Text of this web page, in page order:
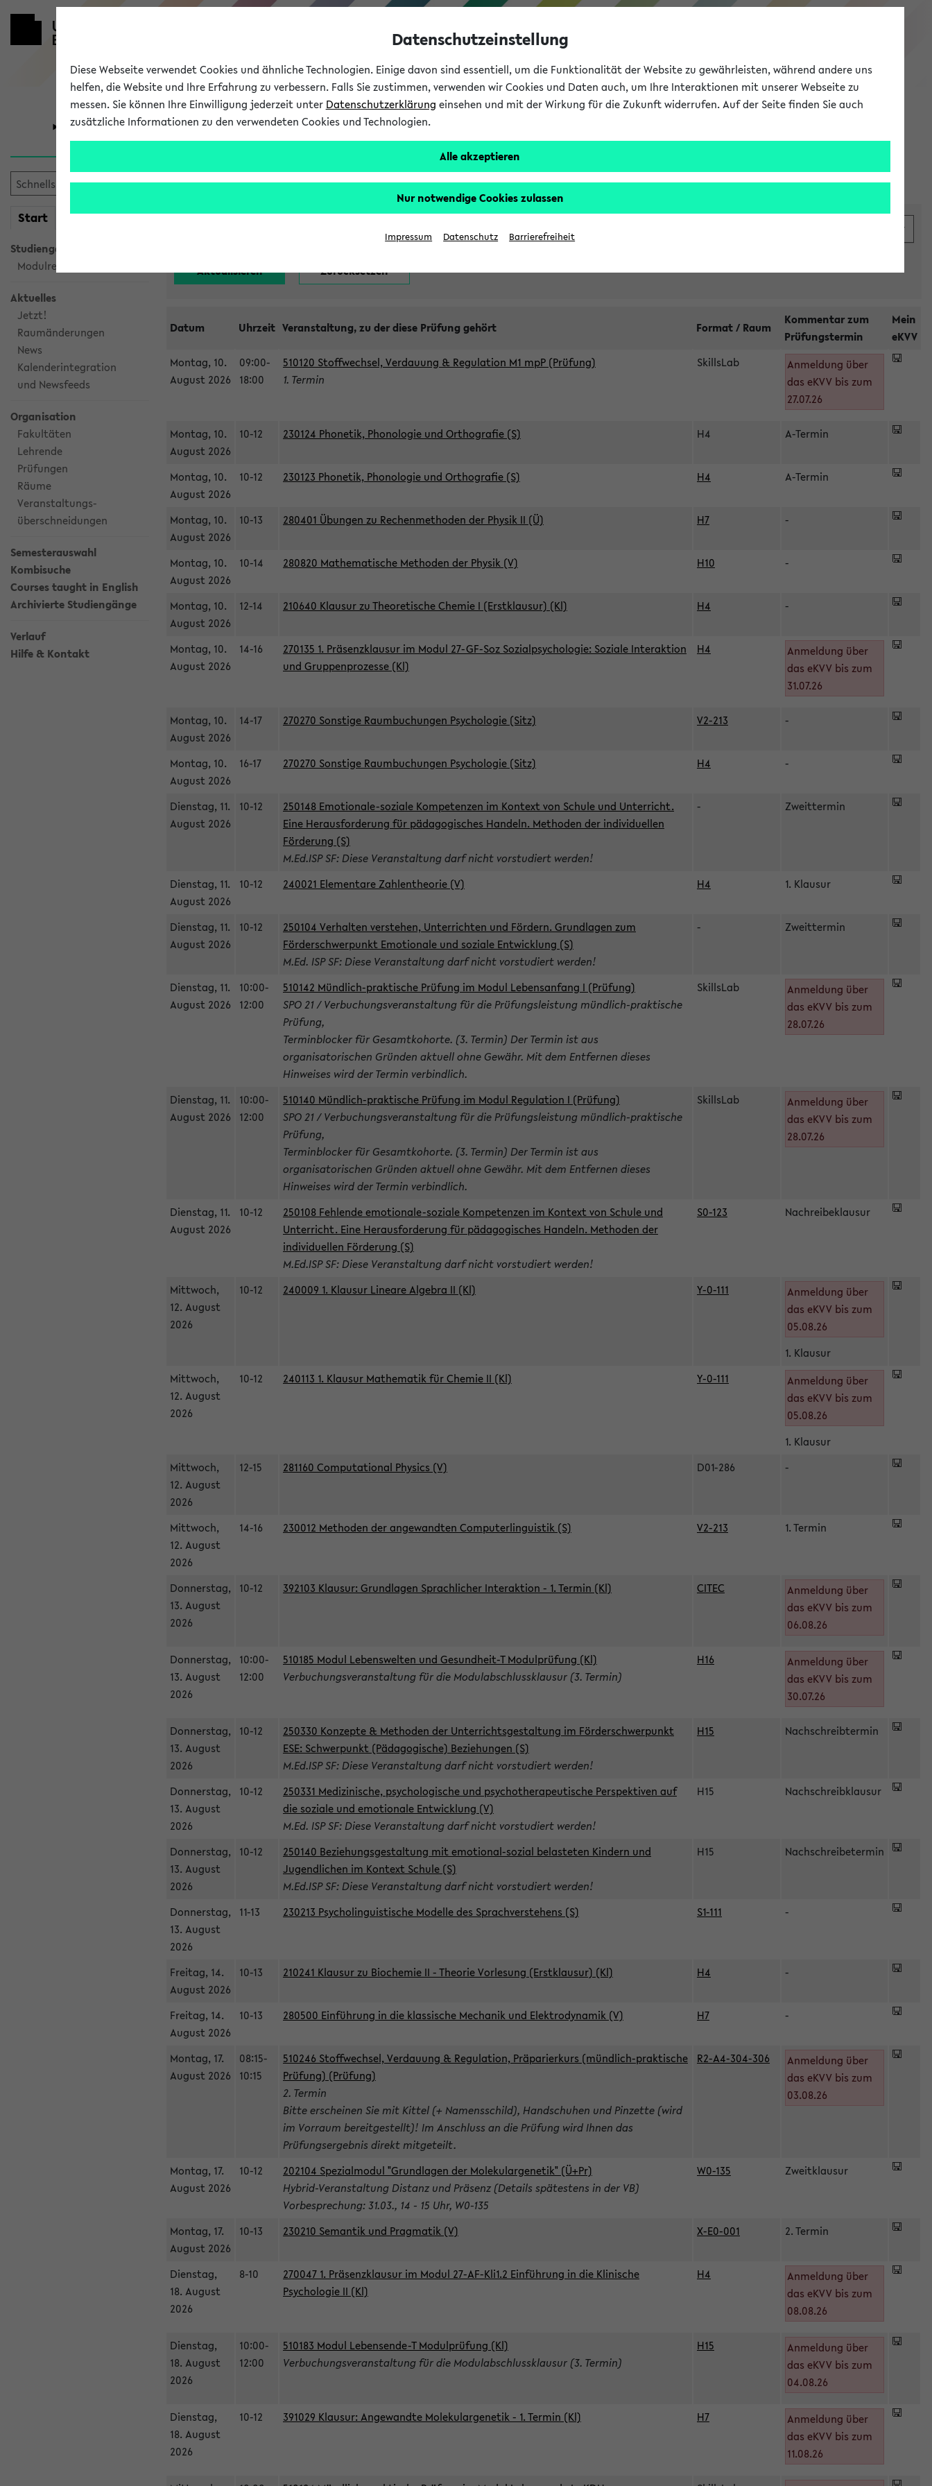
eKVV
Universität Forschung Studium
Start meineKVV
Studiengangsauswahl
Modulrecherche
Aktuelles
Jetzt!
Raumänderungen
News
Kalenderintegration
und Newsfeeds
Organisation
Fakultäten
Lehrende
Prüfungen
Räume
Veranstaltungs-
überschneidungen
Semesterauswahl
Kombisuche
Courses taught in English
Archivierte Studiengänge
Verlauf
Hilfe & Kontakt
Alle noch stattfindenden Prüfungen
Datum Uhrzeit Veranstaltung, zu der diese Prüfung gehört Format / Raum
Kommentar zum
Prüfungstermin
Mein
eKVV
Montag, 10.
August 2026
09:00-
18:00
510120 Stoffwechsel, Verdauung & Regulation M1 mpP (Prüfung)
1. Termin
SkillsLab
Anmeldung über
das eKVV bis zum
27.07.26
Montag, 10.
August 2026
10-12 230124 Phonetik, Phonologie und Orthografie (S) H4 A-Termin
Montag, 10.
August 2026
10-12 230123 Phonetik, Phonologie und Orthografie (S) H4 A-Termin
Montag, 10.
August 2026
10-13 280401 Übungen zu Rechenmethoden der Physik II (Ü) H7 -
Montag, 10.
August 2026
10-14 280820 Mathematische Methoden der Physik (V) H10 -
Montag, 10.
August 2026
12-14 210640 Klausur zu Theoretische Chemie I (Erstklausur) (Kl) H4 -
Montag, 10.
August 2026
14-16
270135 1. Präsenzklausur im Modul 27-GF-Soz Sozialpsychologie: Soziale Interaktion
und Gruppenprozesse (Kl)
H4
Anmeldung über
das eKVV bis zum
31.07.26
Montag, 10.
August 2026
14-17 270270 Sonstige Raumbuchungen Psychologie (Sitz) V2-213 -
Montag, 10.
August 2026
16-17 270270 Sonstige Raumbuchungen Psychologie (Sitz) H4 -
Dienstag, 11.
August 2026
10-12
250148 Emotionale-soziale Kompetenzen im Kontext von Schule und Unterricht.
Eine Herausforderung für pädagogisches Handeln. Methoden der individuellen
Förderung (S)
M.Ed.ISP SF: Diese Veranstaltung darf nicht vorstudiert werden!
- Zweittermin
Dienstag, 11.
August 2026
10-12 240021 Elementare Zahlentheorie (V) H4 1. Klausur
Dienstag, 11.
August 2026
10-12
250104 Verhalten verstehen, Unterrichten und Fördern. Grundlagen zum
Förderschwerpunkt Emotionale und soziale Entwicklung (S)
M.Ed. ISP SF: Diese Veranstaltung darf nicht vorstudiert werden!
- Zweittermin
Dienstag, 11.
August 2026
10:00-
12:00
510142 Mündlich-praktische Prüfung im Modul Lebensanfang I (Prüfung)
SPO 21 / Verbuchungsveranstaltung für die Prüfungsleistung mündlich-praktische
Prüfung,
Terminblocker für Gesamtkohorte. (3. Termin) Der Termin ist aus
organisatorischen Gründen aktuell ohne Gewähr. Mit dem Entfernen dieses
Hinweises wird der Termin verbindlich.
SkillsLab
Anmeldung über
das eKVV bis zum
28.07.26
Dienstag, 11.
August 2026
10:00-
12:00
510140 Mündlich-praktische Prüfung im Modul Regulation I (Prüfung)
SPO 21 / Verbuchungsveranstaltung für die Prüfungsleistung mündlich-praktische
Prüfung,
Terminblocker für Gesamtkohorte. (3. Termin) Der Termin ist aus
organisatorischen Gründen aktuell ohne Gewähr. Mit dem Entfernen dieses
Hinweises wird der Termin verbindlich.
SkillsLab
Anmeldung über
das eKVV bis zum
28.07.26
Dienstag, 11.
August 2026
10-12
250108 Fehlende emotionale-soziale Kompetenzen im Kontext von Schule und
Unterricht. Eine Herausforderung für pädagogisches Handeln. Methoden der
individuellen Förderung (S)
M.Ed.ISP SF: Diese Veranstaltung darf nicht vorstudiert werden!
S0-123 Nachreibeklausur
Mittwoch,
12. August
2026
10-12 240009 1. Klausur Lineare Algebra II (Kl) Y-0-111
Anmeldung über
das eKVV bis zum
05.08.26
1. Klausur
Mittwoch,
12. August
2026
10-12 240113 1. Klausur Mathematik für Chemie II (Kl) Y-0-111
Anmeldung über
das eKVV bis zum
05.08.26
1. Klausur
Mittwoch,
12. August
2026
12-15 281160 Computational Physics (V) D01-286 -
Mittwoch,
12. August
2026
14-16 230012 Methoden der angewandten Computerlinguistik (S) V2-213 1. Termin
Donnerstag,
13. August
2026
10-12 392103 Klausur: Grundlagen Sprachlicher Interaktion - 1. Termin (Kl) CITEC
Anmeldung über
das eKVV bis zum
06.08.26
Donnerstag,
13. August
2026
10:00-
12:00
510185 Modul Lebenswelten und Gesundheit-T Modulprüfung (Kl)
Verbuchungsveranstaltung für die Modulabschlussklausur (3. Termin)
H16
Anmeldung über
das eKVV bis zum
30.07.26
Donnerstag,
13. August
2026
10-12
250330 Konzepte & Methoden der Unterrichtsgestaltung im Förderschwerpunkt
ESE: Schwerpunkt (Pädagogische) Beziehungen (S)
M.Ed.ISP SF: Diese Veranstaltung darf nicht vorstudiert werden!
H15 Nachschreibtermin
Donnerstag,
13. August
2026
10-12
250331 Medizinische, psychologische und psychotherapeutische Perspektiven auf
die soziale und emotionale Entwicklung (V)
M.Ed. ISP SF: Diese Veranstaltung darf nicht vorstudiert werden!
H15 Nachschreibklausur
Donnerstag,
13. August
2026
10-12
250140 Beziehungsgestaltung mit emotional-sozial belasteten Kindern und
Jugendlichen im Kontext Schule (S)
M.Ed.ISP SF: Diese Veranstaltung darf nicht vorstudiert werden!
H15 Nachschreibetermin
Donnerstag,
13. August
2026
11-13 230213 Psycholinguistische Modelle des Sprachverstehens (S) S1-111 -
Freitag, 14.
August 2026
10-13 210241 Klausur zu Biochemie II - Theorie Vorlesung (Erstklausur) (Kl) H4 -
Freitag, 14.
August 2026
10-13 280500 Einführung in die klassische Mechanik und Elektrodynamik (V) H7 -
Montag, 17.
August 2026
08:15-
10:15
510246 Stoffwechsel, Verdauung & Regulation, Präparierkurs (mündlich-praktische
Prüfung) (Prüfung)
2. Termin
Bitte erscheinen Sie mit Kittel (+ Namensschild), Handschuhen und Pinzette (wird
im Vorraum bereitgestellt)! Im Anschluss an die Prüfung wird Ihnen das
Prüfungsergebnis direkt mitgeteilt.
R2-A4-304-306
Anmeldung über
das eKVV bis zum
03.08.26
Montag, 17.
August 2026
10-12
202104 Spezialmodul "Grundlagen der Molekulargenetik" (Ü+Pr)
Hybrid-Veranstaltung Distanz und Präsenz (Details spätestens in der VB)
Vorbesprechung: 31.03., 14 - 15 Uhr, W0-135
W0-135 Zweitklausur
Montag, 17.
August 2026
10-13 230210 Semantik und Pragmatik (V) X-E0-001 2. Termin
Dienstag,
18. August
2026
8-10
270047 1. Präsenzklausur im Modul 27-AF-Kli1.2 Einführung in die Klinische
Psychologie II (Kl)
H4
Anmeldung über
das eKVV bis zum
08.08.26
Dienstag,
18. August
2026
10:00-
12:00
510183 Modul Lebensende-T Modulprüfung (Kl)
Verbuchungsveranstaltung für die Modulabschlussklausur (3. Termin)
H15
Anmeldung über
das eKVV bis zum
04.08.26
Dienstag,
18. August
2026
10-12 391029 Klausur: Angewandte Molekulargenetik - 1. Termin (Kl) H7
Anmeldung über
das eKVV bis zum
11.08.26
Datenschutzeinstellung
Diese Webseite verwendet Cookies und ähnliche Technologien. Einige davon sind essentiell, um die Funktionalität der Website zu gewährleisten, während andere uns
helfen, die Website und Ihre Erfahrung zu verbessern. Falls Sie zustimmen, verwenden wir Cookies und Daten auch, um Ihre Interaktionen mit unserer Webseite zu
messen. Sie können Ihre Einwilligung jederzeit unter Datenschutzerklärung einsehen und mit der Wirkung für die Zukunft widerrufen. Auf der Seite finden Sie auch
zusätzliche Informationen zu den verwendeten Cookies und Technologien.
Alle akzeptieren
Nur notwendige Cookies zulassen
Impressum Datenschutz Barrierefreiheit